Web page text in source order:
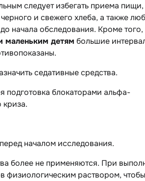
следует избегать приема пищи,
и свежего хлеба, а также
начала обследования. Кроме того,
маленьким детям большие
седативные средства.
подготовка блокаторами альфа-
криза.
началом исследования.
более не применяются. При
физиологическим раствором,